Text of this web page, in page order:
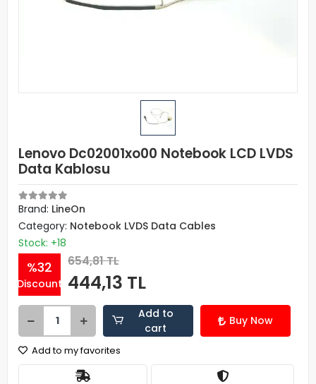
Lenovo Dc02001xo00 Notebook LCD LVDS
Data Kablosu
Brand: LineOn
Category: Notebook LVDS Data Cables
Stock: +18
%32
Discount
654,81 TL
444,13 TL
Add to
cart
Buy Now
Add to my favorites